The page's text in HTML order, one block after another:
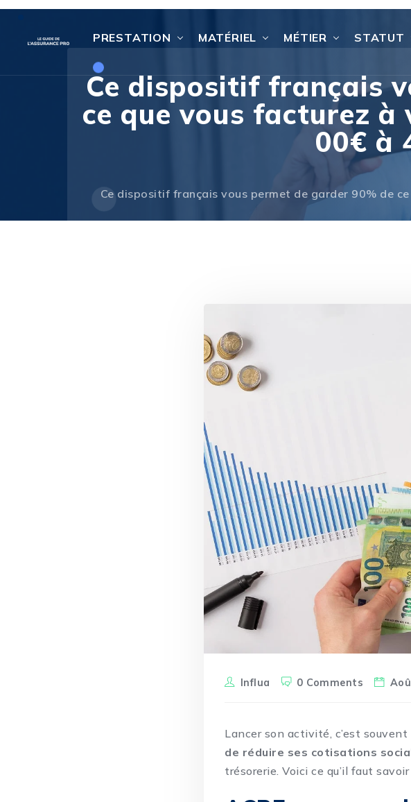
PRESTATION MATÉRIEL MÉTIER STATUT
Ce dispositif français
ce que vous facturez à
00€ à
Ce dispositif français vous permet de garder 90% de
Influa 0 Comments
Lancer son activité, c’est
de réduire ses cotisations
trésorerie. Voici ce qu’il faut